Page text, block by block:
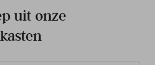
uit onze